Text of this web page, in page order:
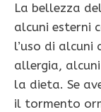
La bellezza
alcuni esterni
l’uso di alcuni
allergia,
la dieta. Se
il tormento